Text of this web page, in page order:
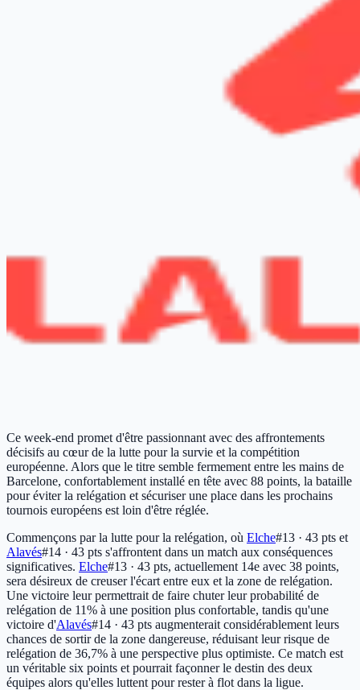
Ce week-end promet d'être passionnant avec des affrontements
décisifs au cœur de la lutte pour la survie et la compétition
européenne. Alors que le titre semble fermement entre les mains de
Barcelone, confortablement installé en tête avec 88 points, la bataille
pour éviter la relégation et sécuriser une place dans les prochains
tournois européens est loin d'être réglée.
Commençons par la lutte pour la relégation, où Elche#13 · 43 pts et
Alavés#14 · 43 pts s'affrontent dans un match aux conséquences
significatives. Elche#13 · 43 pts, actuellement 14e avec 38 points,
sera désireux de creuser l'écart entre eux et la zone de relégation.
Une victoire leur permettrait de faire chuter leur probabilité de
relégation de 11% à une position plus confortable, tandis qu'une
victoire d'Alavés#14 · 43 pts augmenterait considérablement leurs
chances de sortir de la zone dangereuse, réduisant leur risque de
relégation de 36,7% à une perspective plus optimiste. Ce match est
un véritable six points et pourrait façonner le destin des deux
équipes alors qu'elles luttent pour rester à flot dans la ligue.